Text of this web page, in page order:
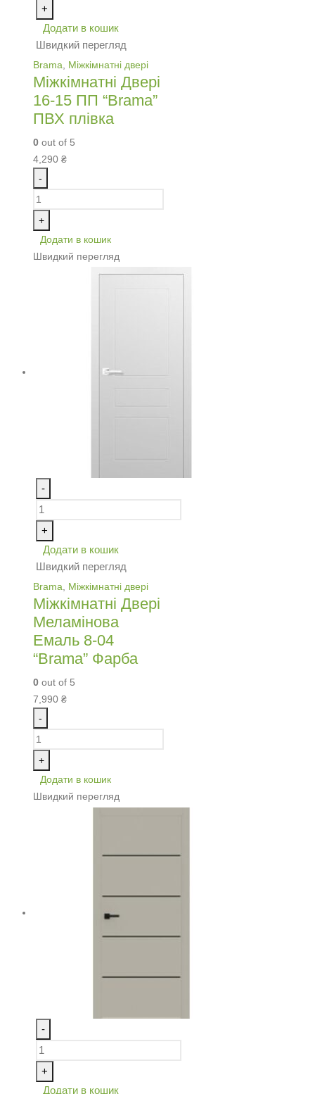
+
Додати в кошик
Швидкий перегляд
Brama Міжкімнатні двері
Міжкімнатні Двері
16-15 ПП “Brama”
ПВХ плівка
0 out of 5
4,290 ₴
-
+
Додати в кошик
Швидкий перегляд
-
+
Додати в кошик
Швидкий перегляд
Brama Міжкімнатні двері
Міжкімнатні Двері
Меламінова
Емаль 8-04
“Brama” Фарба
0 out of 5
7,990 ₴
-
+
Додати в кошик
Швидкий перегляд
-
+
Додати в кошик